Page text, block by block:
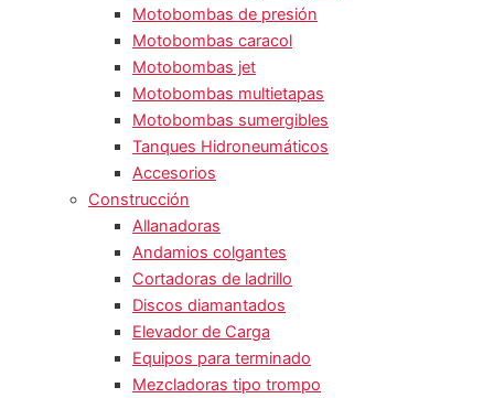
Motobombas de presión
Motobombas caracol
Motobombas jet
Motobombas multietapas
Motobombas sumergibles
Tanques Hidroneumáticos
Accesorios
Construcción
Allanadoras
Andamios colgantes
Cortadoras de ladrillo
Discos diamantados
Elevador de Carga
Equipos para terminado
Mezcladoras tipo trompo